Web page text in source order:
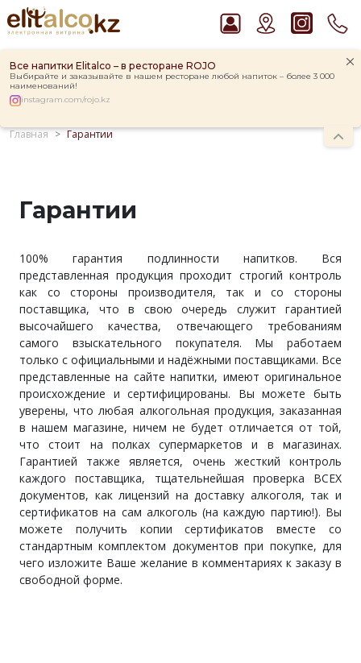
Все напитки Elitalco – в ресторане ROJO
Выбирайте и заказывайте в нашем ресторане любой напиток – более 3 000
наименований!
instagram.com/rojo.kz
Виски Talisker 10 YO Malt 45,8% in Box
Водка Smirnoff Red Vodka 37,5%
Главная Гарантии
Гарантии
100% гарантия подлинности напитков. Вся
представленная продукция проходит строгий контроль
как со стороны производителя, так и со стороны
поставщика, что в свою очередь служит гарантией
высочайшего качества, отвечающего требованиям
самого взыскательного покупателя. Мы работаем
только с официальными и надёжными поставщиками. Все
представленные на сайте напитки, имеют оригинальное
происхождение и сертифицированы. Вы можете быть
уверены, что любая алкогольная продукция, заказанная
в нашем магазине, ничем не будет отличается от той,
что стоит на полках супермаркетов и в магазинах.
Гарантией также является, очень жесткий контроль
каждого поставщика, тщательнейшая проверка ВСЕХ
документов, как лицензий на доставку алкоголя, так и
сертификатов на сам алкоголь (на каждую партию!). Вы
можете получить копии сертификатов вместе со
стандартным комплектом документов при покупке, для
чего изложите Ваше желание в комментариях к заказу в
свободной форме.